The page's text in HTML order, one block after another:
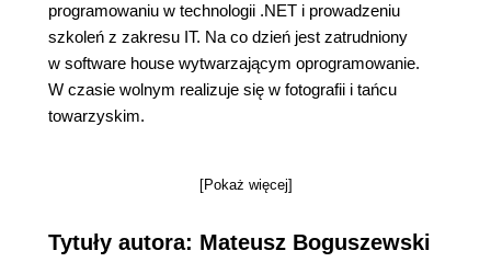
programowaniu w technologii .NET i prowadzeniu
szkoleń z zakresu IT. Na co dzień jest zatrudniony
w software house wytwarzającym oprogramowanie.
W czasie wolnym realizuje się w fotografii i tańcu
towarzyskim.
[Pokaż więcej]
Tytuły autora: Mateusz Boguszewski